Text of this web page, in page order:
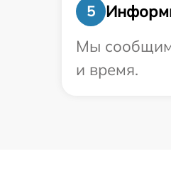
5
Мы сообщим
и время.